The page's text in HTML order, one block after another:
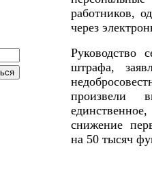
работников,
через
Руководство
штрафа,
произвели
снижение
на 50 тысяч